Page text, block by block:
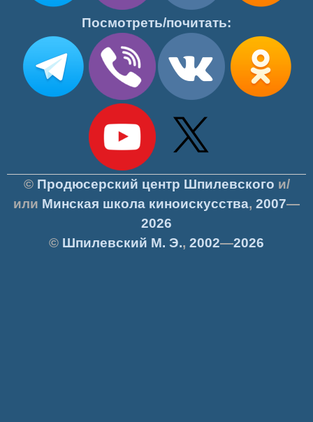
Посмотреть/почитать:
© Продюсерский центр Шпилевского и/
или Минская школа киноискусства, 2007—
2026
© Шпилевский М. Э., 2002—2026